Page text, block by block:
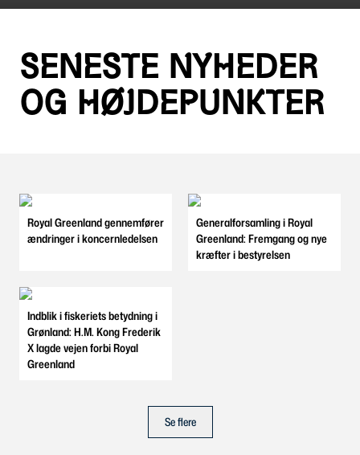
SENESTE NYHEDER
OG HØJDEPUNKTER
Royal Greenland gennemfører
ændringer i koncernledelsen
Generalforsamling i Royal
Greenland: Fremgang og nye
kræfter i bestyrelsen
Indblik i fiskeriets betydning i
Grønland: H.M. Kong Frederik
X lagde vejen forbi Royal
Greenland
Se flere